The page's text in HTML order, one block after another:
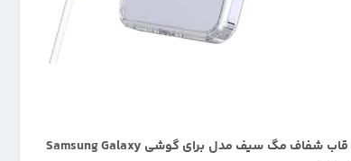
قاب شفاف مگ سیف مدل برای گوشی Samsung Galaxy